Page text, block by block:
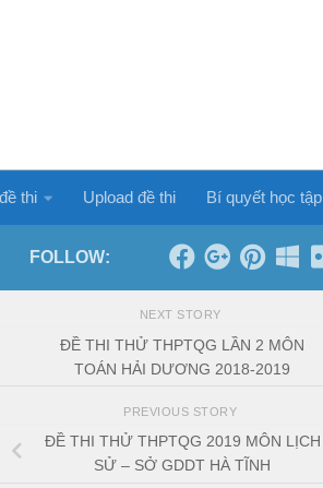
thi Upload đề thi Bí quyết học tập
FOLLOW:
NEXT STORY
ĐỀ THI THỬ THPTQG LẦN 2 MÔN
TOÁN HẢI DƯƠNG 2018-2019
PREVIOUS STORY
ĐỀ THI THỬ THPTQG 2019 MÔN LỊCH
SỬ – SỞ GDDT HÀ TĨNH